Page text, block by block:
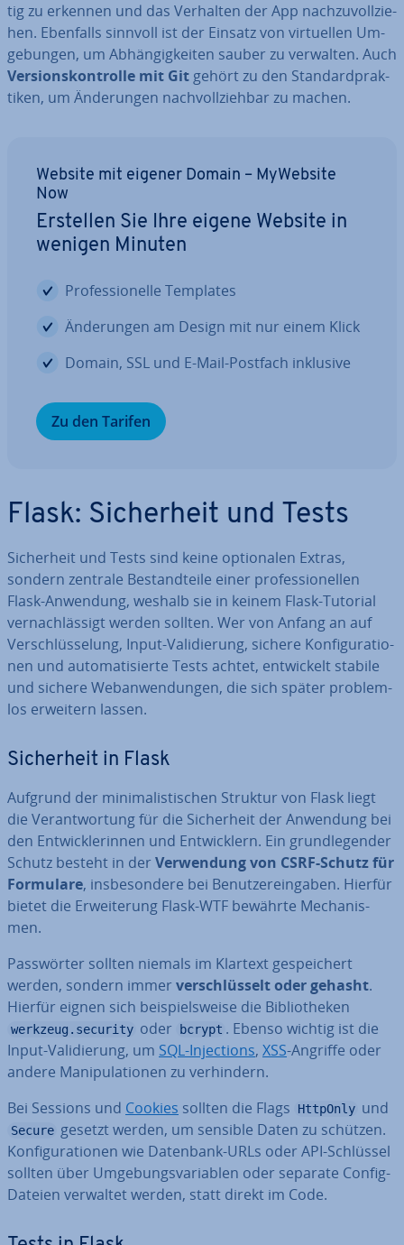
tig zu erkennen und das Verhalten der App nach­zu­voll­zie­
hen. Ebenfalls sinnvoll ist der Einsatz von vir­tu­el­len Um­
ge­bun­gen, um Ab­hän­gig­kei­ten sauber zu verwalten. Auch
Ver­si­ons­kon­trol­le mit Git gehört zu den Stan­dard­prak­
ti­ken, um Än­de­run­gen nach­voll­zieh­bar zu machen.
Website mit eigener Domain – MyWebsite
Now
Erstellen Sie Ihre eigene Website in
wenigen Minuten
Pro­fes­sio­nel­le Templates
Än­de­run­gen am Design mit nur einem Klick
Domain, SSL und E-Mail-Postfach inklusive
Zu den Tarifen
Flask: Si­cher­heit und Tests
Si­cher­heit und Tests sind keine op­tio­na­len Extras,
sondern zentrale Be­stand­tei­le einer pro­fes­sio­nel­len
Flask-Anwendung, weshalb sie in keinem Flask-Tutorial
ver­nach­läs­sigt werden sollten. Wer von Anfang an auf
Ver­schlüs­se­lung, Input-Va­li­die­rung, sichere Kon­fi­gu­ra­tio­
nen und au­to­ma­ti­sier­te Tests achtet, ent­wi­ckelt stabile
und sichere Web­an­wen­dun­gen, die sich später pro­blem­
los erweitern lassen.
Si­cher­heit in Flask
Aufgrund der mi­ni­ma­lis­ti­schen Struktur von Flask liegt
die Ver­ant­wor­tung für die Si­cher­heit der Anwendung bei
den Ent­wick­le­rin­nen und Ent­wick­lern. Ein grund­le­gen­der
Schutz besteht in der Ver­wen­dung von CSRF-Schutz für
Formulare, ins­be­son­de­re bei Be­nut­zer­ein­ga­ben. Hierfür
bietet die Er­wei­te­rung Flask-WTF bewährte Me­cha­nis­
men.
Pass­wör­ter sollten niemals im Klartext ge­spei­chert
werden, sondern immer ver­schlüs­selt oder gehasht.
Hierfür eignen sich bei­spiels­wei­se die Bi­blio­the­ken
werkzeug.security oder bcrypt . Ebenso wichtig ist die
Input-Va­li­die­rung, um SQL-In­jec­tions, XSS-Angriffe oder
andere Ma­ni­pu­la­tio­nen zu ver­hin­dern.
Bei Sessions und Cookies sollten die Flags HttpOnly und
Secure gesetzt werden, um sensible Daten zu schützen.
Kon­fi­gu­ra­tio­nen wie Datenbank-URLs oder API-Schlüssel
sollten über Um­ge­bungs­va­ria­blen oder separate Config-
Dateien verwaltet werden, statt direkt im Code.